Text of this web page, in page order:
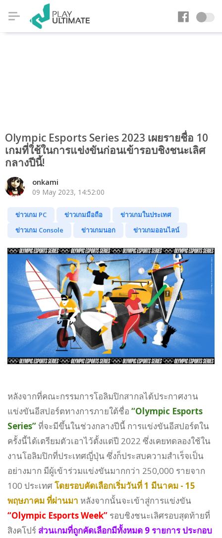
Olympic Esports Series 2023 เผยรายชื่อ 10
เกมที่ใช้ในการแข่งขันก่อนเข้ารอบชิงชนะเลิศ
กลางปีนี้!
onkami
09 May 2023, 14:52:00
ข่าวเกม PC ข่าวเกมมือถือ
ข่าวเกมในประเทศ
ข่าวเกม Console
ข่าวเกมนอก ข่าวเกมออนไลน์
หลังจากที่คณะกรรมการโอลิมปิกสากลได้ประกาศงาน
แข่งขันอีสปอร์ตทางการภายใต้ชื่อ “Olympic Esports
Series”ที่จะมีขึ้นในช่วงกลางปีนี้ การแข่งขันอีสปอร์ตใน
ครั้งนี้ได้เตรียมตัวเอาไว้ตั้งแต่ปี 2022 ซึ่งเคยทดลองใช้ใน
งานโอลิมปิกที่ประเทศญี่ปุ่น ซึ่งก็ประสบความสำเร็จเป็น
อย่างมาก มีผู้เข้าร่วมแข่งขันมากกว่า 250,000 รายจาก
100 ประเทศโดยรอบคัดเลือกเริ่มวันที่ 1 มีนาคม - 15
พฤษภาคม ที่ผ่านมา หลังจากนั้นจะเข้าสู่การแข่งขัน
“Olympic Esports Week” รอบชิงชนะเลิศรอบสุดท้ายที่
สิงคโปร์ ส่วนเกมที่ถูกคัดเลือกมีทั้งหมด 9 รายการ ประกอบ